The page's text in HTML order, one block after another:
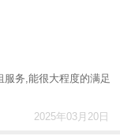
务,能很大程度的满足
2025年03月20日